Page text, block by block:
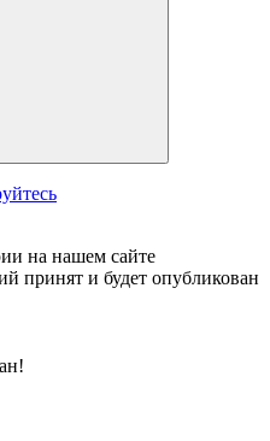
на нашем сайте
принят и будет опубликован